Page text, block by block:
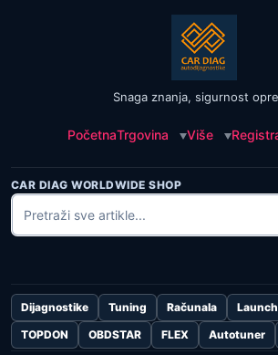
Snaga znanja, sigurnost
PočetnaTrgovina Više
CAR DIAG WORLDWIDE SHOP
Dijagnostike Tuning Računala Launch
TOPDON
OBDSTAR FLEX Autotuner